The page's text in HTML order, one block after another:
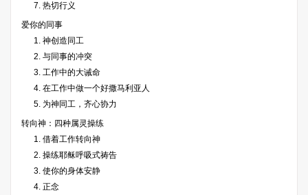
7. 热切行义
爱你的同事
1. 神创造同工
2. 与同事的冲突
3. 工作中的大诫命
4. 在工作中做一个好撒马利亚人
5. 为神同工，齐心协力
转向神：四种属灵操练
1. 借着工作转向神
2. 操练耶稣呼吸式祷告
3. 使你的身体安静
4. 正念